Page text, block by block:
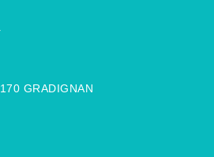
GRADIGNAN